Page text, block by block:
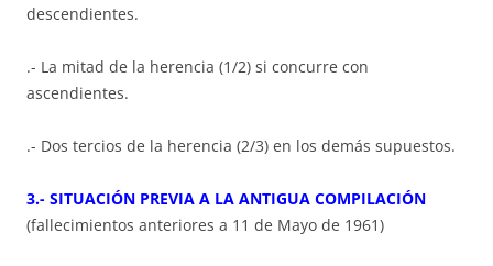
descendientes.
.- La mitad de la herencia (1/2) si concurre con
ascendientes.
.- Dos tercios de la herencia (2/3) en los demás supuestos.
3.- SITUACIÓN PREVIA A LA ANTIGUA COMPILACIÓN
(fallecimientos anteriores a 11 de Mayo de 1961)